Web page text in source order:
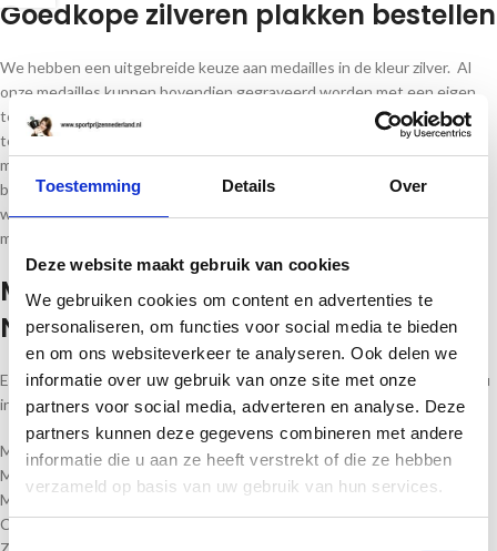
Toestemming Details Over
Deze website maakt gebruik van cookies
We gebruiken cookies om content en advertenties te
personaliseren, om functies voor social media te bieden
en om ons websiteverkeer te analyseren. Ook delen we
informatie over uw gebruik van onze site met onze
partners voor social media, adverteren en analyse. Deze
partners kunnen deze gegevens combineren met andere
informatie die u aan ze heeft verstrekt of die ze hebben
verzameld op basis van uw gebruik van hun services.
Toestemmingsselectie
Goedkope zilveren plakken bestellen
We hebben een uitgebreide keuze aan medailles in de kleur zilver. Al
onze medailles kunnen bovendien gegraveerd worden met een eigen
tekst. U bent er bij ons zeker van dat u de beste sportprijzen krijgt
tegen scherpe prijzen We bieden gratis gravures bij elke gekochte
medaille om een ​​unieke en gepersonaliseerde beloning te creëren. We
bieden verschillende medailles voor verschillende sportsectoren,
waaronder medailles voor golf, darts, pool en snooker, rugby,
motorsport, wielrennen, cricket, voetbal en atletiek.
Medailles van Sportprijzen
Nederland
Een wedstrijd of evenement is niet af zonder sportprijs. Daarom vindt u
in ons assortiment een ruim aanbod aan medailles van zilver:
Medailles gegraveerd;
Medailles gelabeld;
Massa medailles;
Carnavalsmedailles;